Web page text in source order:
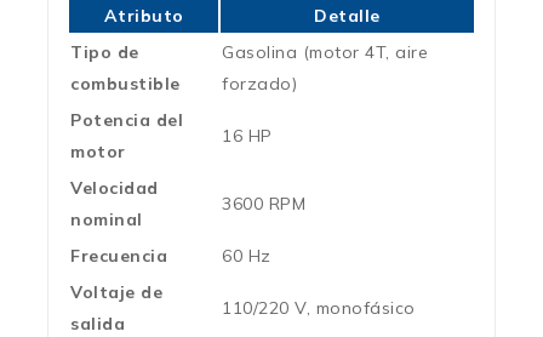
Atributo
Detalle
Tipo de
combustible
Gasolina (motor 4T, aire
forzado)
Potencia del
motor
16 HP
Velocidad
nominal
3600 RPM
Frecuencia
60 Hz
Voltaje de
salida
110/220 V, monofásico